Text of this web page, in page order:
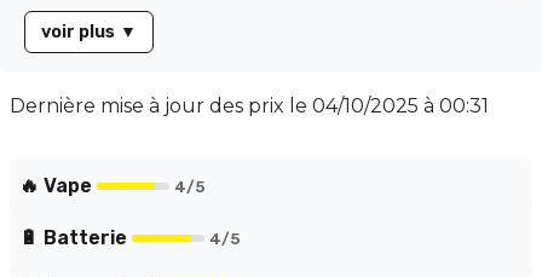
batterie de 1000 mAh se recharge facilement via USB-
C (câble non inclus), garantissant une utilisation
BLAST, profitez d'une vapeur homogène et
un pod et savourez une vape gourmande aux fruits
voir plus ▼
Dernière mise à jour des prix le 04/10/2025 à 00:31
🔥 Vape 4/5
🔋 Batterie 4/5